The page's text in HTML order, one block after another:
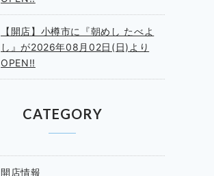
【開店】小樽市に『朝めし たべよ
し』が2026年08月02日(日)より
OPEN!!
CATEGORY
開店情報